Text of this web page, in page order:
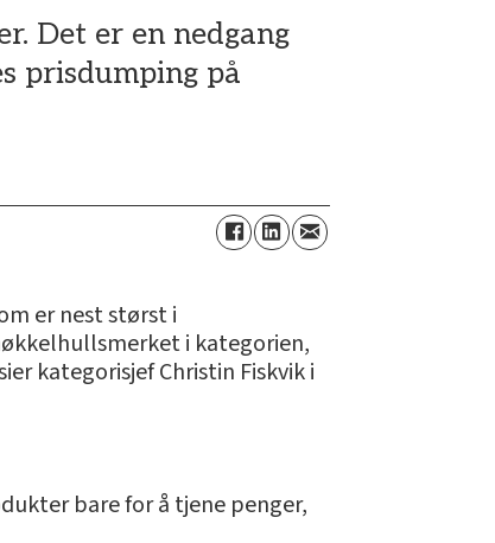
Det er en nedgang
prisdumping på
er nest størst i
i kategorien,
kategorisjef Christin Fiskvik i
bare for å tjene penger,